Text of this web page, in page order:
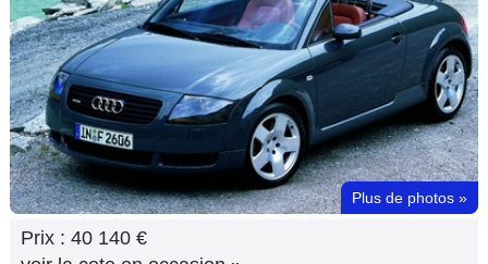
Flottes
Auto
Services
Forum
Moto Plus de photos »
Prix : 40 140 €